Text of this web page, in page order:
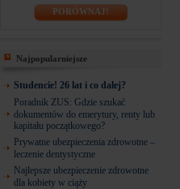
PORÓWNAJ!
Najpopularniejsze
Studencie! 26 lat i co dalej?
Poradnik ZUS: Gdzie szukać
dokumentów do emerytury, renty lub
kapitału początkowego?
Prywatne ubezpieczenia zdrowotne –
leczenie dentystyczne
Najlepsze ubezpieczenie zdrowotne
dla kobiety w ciąży